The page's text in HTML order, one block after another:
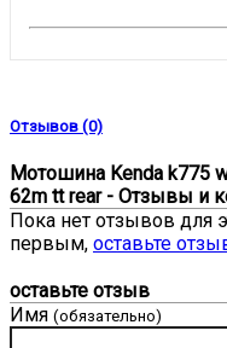
Отзывов (0)
Мотошина Kenda k775
62m tt rear - Отзывы и
Пока нет отзывов для
первым, оставьте
оставьте отзыв
Имя (обязательно)